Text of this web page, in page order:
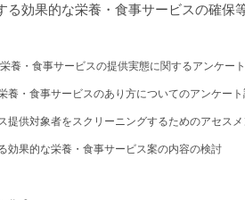
る効果的な栄養・食事サービスの確保
養・食事サービスの提供実態に関するアンケー
養・食事サービスのあり方についてのアンケート
提供対象者をスクリーニングするためのアセス
効果的な栄養・食事サービス案の内容の検討